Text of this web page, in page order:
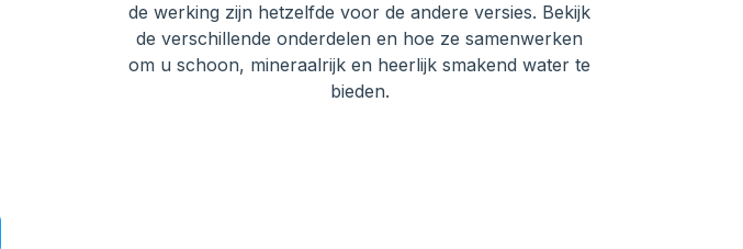
de werking zijn hetzelfde voor de andere versies. Bekijk
de verschillende onderdelen en hoe ze samenwerken
om u schoon, mineraalrijk en heerlijk smakend water te
bieden.